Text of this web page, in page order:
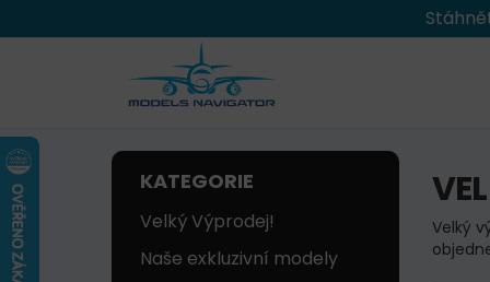
KATEGORIE
Velký Výprodej!
Naše exkluzivní modely
Velký